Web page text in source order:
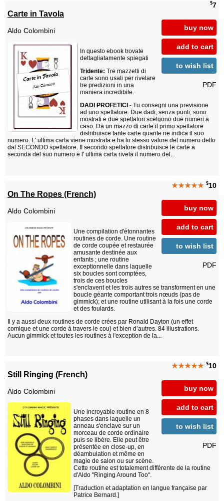
$7
buy now
add to cart
to wish list
PDF
Carte in Tavola
Aldo Colombini
In questo ebook trovate
dettagliatamente spiegati
Tridente: Tre mazzetti di
carte sono usati per rivelare
tre predizioni in una
maniera incredibile.
DADI PROFETICI - Tu consegni una previsione
ad uno spettatore. Due dadi, senza punti, sono
mostrati e due spettatori scelgono due numeri a
caso. Da un mazzo di carte il primo spettatore
distribuisce tante carte quante ne indica il suo
numero. L' ultima carta viene mostrata e ha lo stesso valore del numero detto
dal SECONDO spettatore. II secondo spettatore distribuisce le carte a
seconda del suo numero e l' ultima carta rivela il numero del...
★★★★★ $10
buy now
add to cart
to wish list
PDF
On The Ropes (French)
Aldo Colombini
Une compilation d'étonnantes
routines de corde. Une routine
de corde coupée et restaurée
amusante destinée aux
enfants ; une routine
exceptionnelle dans laquelle
six boucles sont comptées,
trois de ces boucles
s'enclavent et les trois autres se transforment en une
boucle géante comportant trois nœuds (pas de
gimmick); et une routine utilisant à la fois une corde
et des foulards.
Il y a aussi deux routines de corde crées par Ronald Dayton (un effet
comique et une corde à travers le cou) et bien d’autres. 84 illustrations.
Aucun gimmick et toutes les routines à l'exception de la...
★★★★★ $10
buy now
add to cart
to wish list
PDF
Still Ringing (French)
Aldo Colombini
Une incroyable routine en 8
phases dans laquelle un
anneau s'enclave sur un
morceau de corde ordinaire
puis se libère. Elle peut être
présentée en close-up, en
déambulation et même en
magie de salon ou sur scène.
Cette routine est totalement différente de la routine
d'Aldo "Ringing Around Too".
[Traduction et adaptation en langue française par
Patrice Bernard.]